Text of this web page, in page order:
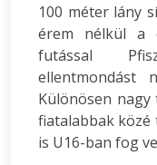
100 méter lány
érem nélkül a
futással
ellentmondást
Különösen
fiatalabbak
is U16-ban fog